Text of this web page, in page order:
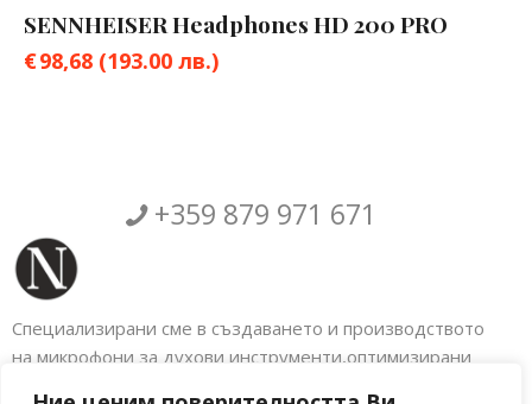
SENNHEISER Headphones HD 200 PRO
€98,68 (193.00 лв.)
+359 879 971 671
Специализирани сме в създаването и производството
на микрофони за духови инструменти,оптимизирани